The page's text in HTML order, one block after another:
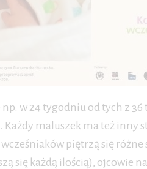
w 24 tygodniu od tych z 36
maluszek ma też inny
piętrzą się różne
się każdą ilością), ojcowie